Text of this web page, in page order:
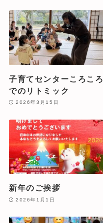
子育てセンターころころ
でのリトミック
2026年3月15日
新年のご挨拶
2026年1月1日